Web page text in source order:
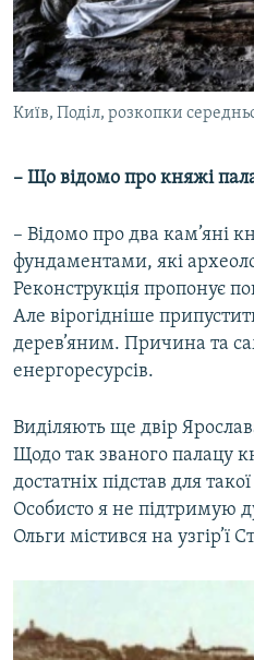
Київ, Поділ, розкопки
– Що відомо про княжі
– Відомо про два кам’яні
фундаментами, які
Реконструкція пропонує
Але вірогідніше
дерев’яним. Причина та
енергоресурсів.
Виділяють ще двір
Щодо так званого палацу
достатніх підстав для
Особисто я не підтримую
Ольги містився на узгір’ї